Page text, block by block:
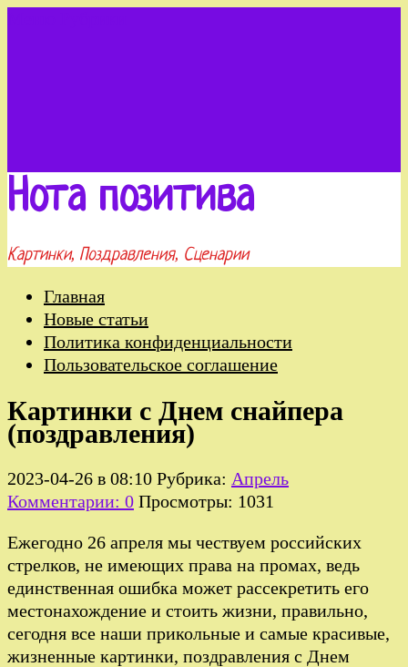
Нота позитива
Картинки, Поздравления, Сценарии
Главная
Новые статьи
Политика конфиденциальности
Пользовательское соглашение
Картинки с Днем снайпера
(поздравления)
2023-04-26 в 08:10 Рубрика: Апрель
Комментарии: 0 Просмотры: 1031
Ежегодно 26 апреля мы чествуем российских
стрелков, не имеющих права на промах, ведь
единственная ошибка может рассекретить его
местонахождение и стоить жизни, правильно,
сегодня все наши прикольные и самые красивые,
жизненные картинки, поздравления с Днем